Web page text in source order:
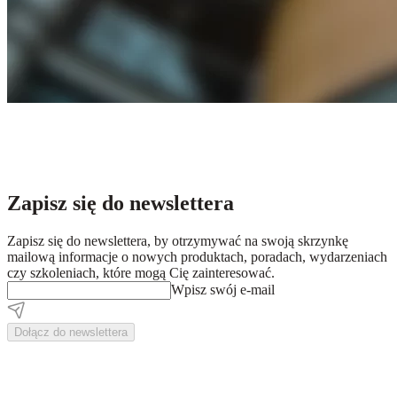
Zapisz się do newslettera
Zapisz się do newslettera, by otrzymywać na swoją skrzynkę
mailową informacje o nowych produktach, poradach, wydarzeniach
czy szkoleniach, które mogą Cię zainteresować.
Wpisz swój e-mail
Dołącz do newslettera